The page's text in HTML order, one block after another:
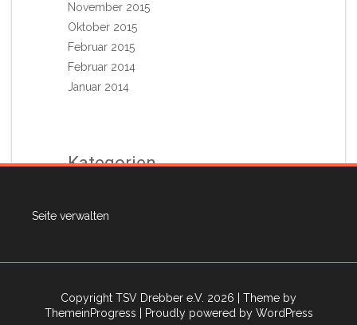
November 2015
Oktober 2015
Februar 2015
Februar 2014
Januar 2014
Kategorien
Allgemein
Travel
Seite verwalten
Copyright TSV Drebber e.V. 2026
| Theme by
ThemeinProgress
| Proudly powered by WordPress